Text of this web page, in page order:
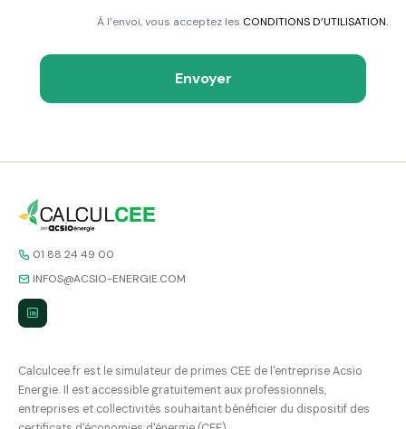
À l’envoi, vous acceptez les CONDITIONS D’UTILISATION.
Envoyer
01 88 24 49 00
INFOS@ACSIO-ENERGIE.COM
Calculcee.fr est le simulateur de primes CEE de l'entreprise Acsio
Energie. Il est accessible gratuitement aux professionnels,
entreprises et collectivités souhaitant bénéficier du dispositif des